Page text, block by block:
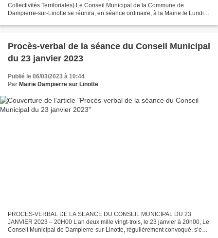
Collectivités Territoriales) Le Conseil Municipal de la Commune de
Dampierre-sur-Linotte se réunira, en séance ordinaire, à la Mairie le Lundi
Procès-verbal de la séance du Conseil Municipal
du 23 janvier 2023
Publié le 06/03/2023 à 10:44
Par Mairie Dampierre sur Linotte
PROCES-VERBAL DE LA SEANCE DU CONSEIL MUNICIPAL DU 23
JANVIER 2023 – 20H00 L’an deux mille vingt-trois, le 23 janvier à 20h00, Le
Conseil Municipal de Dampierre-sur-Linotte, régulièrement convoqué, s’est